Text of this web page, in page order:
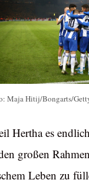
Maja Hitij/Bongarts/
Hertha es
großen
Leben zu